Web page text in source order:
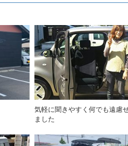
気軽に聞きやすく何でも遠慮
ました